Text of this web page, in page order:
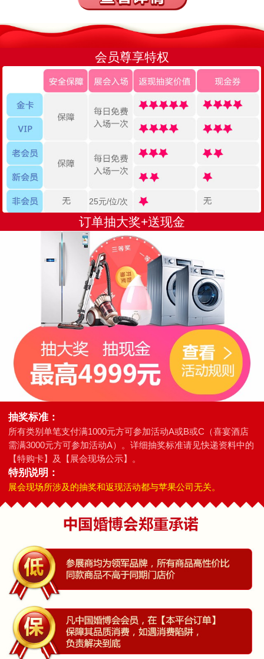
会员尊享特权
25元/位/次
订单抽大奖+送现金
抽奖标准：
所有类别单笔支付满1000元方可参加活动A或B或C（喜宴酒店
需满3000元方可参加活动A）。详细抽奖标准请见快递资料中的
【特购卡】及【展会现场公示】。
特别说明：
展会现场所涉及的抽奖和返现活动都与苹果公司无关。